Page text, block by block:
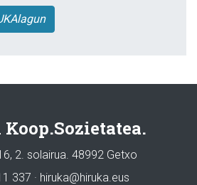
2. solairua. 48992 Getxo
337 · hiruka@hiruka.eus